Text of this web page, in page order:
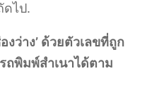
ไป.
ว่าง’ ด้วยตัวเลขที่ถูก
ถพิมพ์สำเนาได้ตาม